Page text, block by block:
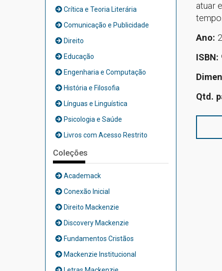
Crítica e Teoria Literária
Comunicação e Publicidade
Direito
Educação
Engenharia e Computação
História e Filosofia
Línguas e Linguística
Psicologia e Saúde
Livros com Acesso Restrito
Coleções
Academack
Conexão Inicial
Direito Mackenzie
Discovery Mackenzie
Fundamentos Cristãos
Mackenzie Institucional
atuar
tempo.
Ano:
ISBN:
Qtd.